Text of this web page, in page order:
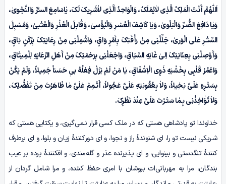
اَللّٰهُمَّ أَنْتَ الْمَلِکُ الَّذِی لاٰیُمْلَکُ، وَالْوَاحِدُ الَّذِی لاٰشَـرِیکَ لَکَ، یٰاسَامِعَ السـِّرِّ وَالنَّجْوىٰ،
وَیٰا دَافِعَ الضُّـرِّ وَالْبَلْوىٰ، وَیٰا کَاشِفَ الْعُسْـرِ وَالْبُؤْسیٰ، وَقٰابِلَ الْعُذْرِ وَالْعُتْبىٰ، وَمُسْبِلَ
السِّتْـرِ عَلَی الْوَرىٰ، جَلِّلْنِی مِنْ رَأْفَتِکَ بِأَمْرٍ وَاقٍ، وَاشْمِلْنِی مِنْ رِعَایَتِکَ بِرُکْنٍ بَاقٍ،
وَأَوْصِلْنِی بِعِنَایَتِکَ اِلیٰ غَایَهِ السِّبَاقِ، وَاجْعَلْنِی بِرَحْمَتِکَ مِنْ أَهْلِ الرِّعَایَهِ لِلْمِیثَاقِ،
وَاعْمُرْ قَلْبِی بِخَشْیَهِ ذَوِی الْاِشْفَاقِ، یٰا مَنْ لَمْ یَزَلْ فِعْلُهُ بیٖ حَسَناً جَمِیلاً، وَلَمْ یَکُنْ
بِسَتْـرِہِ عَلَیَّ بَخِیلاً، وَلاٰ بِعُقُوبَتِهِ عَلَیَّ عَجُولاً، أَتْـمِمْ عَلَیَّ مٰا ظَاهَرْتَ مِنْ تَفَضُّلِکَ،
وَلاٰ تُؤٰاخِذْنِی بِـمٰا سَتَـرْتَ عَلَیَّ عِنْدَ نَظَرِکَ.
خداوندا تو پادشاهی هستی که در ملک کسی قرار نـمی‌گیری، و یکتایی هستی که
شـریکی نیست تو را، ای شنوندۀ راز و نجوا، و ای دورکنندۀ زیان و بلوا، و ای برطرف
کنندۀ تنگدستی و بینوایی، و ای پذیرنده عذر و گله‌مندی، و افکنندۀ پرده بر عیب
بندگان، مرا به مهربانی‌ات بپوشان با امری حفظ کننده، و مرا شامل گردان از